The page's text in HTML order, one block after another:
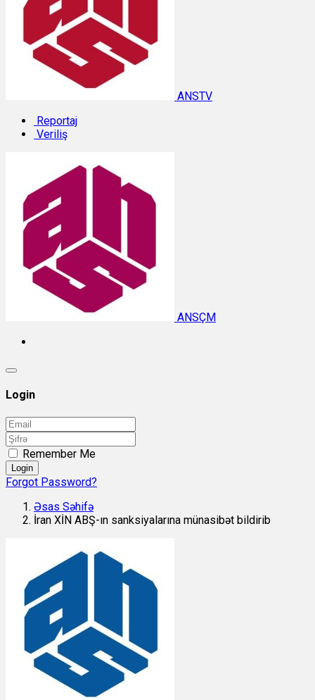
ANSTV
Reportaj
Veriliş
ANSÇM
Login
Remember Me
Login
Forgot Password?
Əsas Səhifə
İran XİN ABŞ-ın sanksiyalarına münasibət bildirib